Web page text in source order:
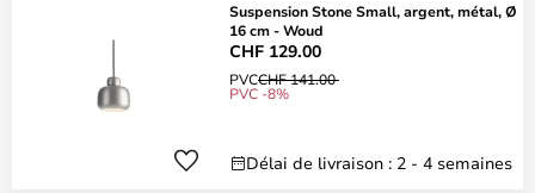
Suspension Stone Small, argent, métal, Ø
16 cm - Woud
CHF 129.00
PVCCHF 141.00
PVC -8%
Délai de livraison : 2 - 4 semaines